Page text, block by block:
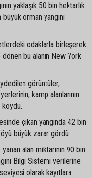
yaklaşık 50 bin hektarlık
orman yangını
odaklarla birleşerek
dönen bu alanın New York
görüntüler,
kamp alanlarının
koydu.
çıkan yangında 42 bin
büyük zarar gördü.
alan miktarının 90 bin
Bilgi Sistemi verilerine
olarak kayıtlara